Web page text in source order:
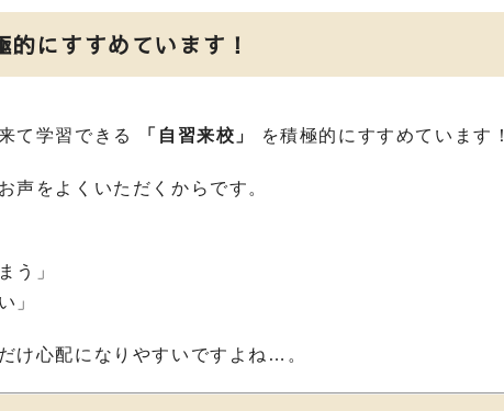
にすすめています！
て学習できる 「自習来校」 を積極的にすすめています！
声をよくいただくからです。
う」
」
け心配になりやすいですよね…。